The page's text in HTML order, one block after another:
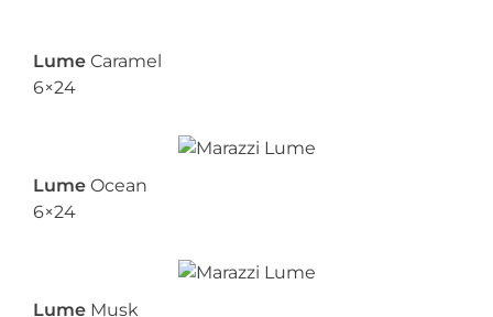
Lume Caramel
6×24
Lume Ocean
6×24
Lume Musk